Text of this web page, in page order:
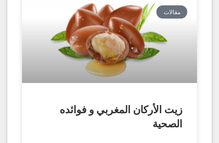
مقالات
زيت الأركان المغربي و فوائده
الصحية